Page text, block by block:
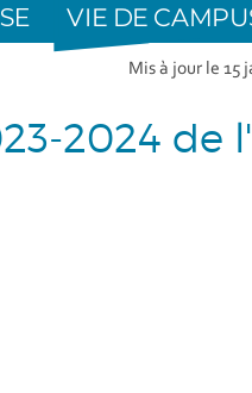
VIE DE
Mis à jour le 15
2024 de